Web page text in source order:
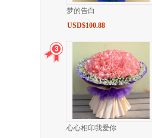
梦的告白
USD$100.88
心心相印我爱你